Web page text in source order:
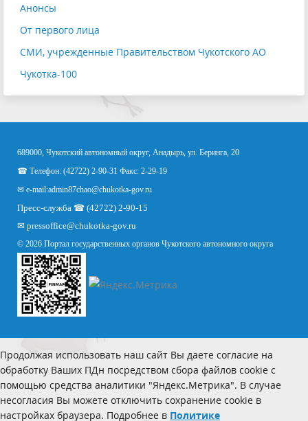
Анонсы
От первого лица
СМИ, учрежденные Правительством Чукотского АО
Чукотка-100
689000, Чукотский автономный округ, Анадырь, ул. Беринга, 20
☎ Телефон: (42722) 2-90-31 Факс: 2-29-19
✉ e-mail:admin87chao@chukotka-gov.ru
Пресс-служба ☎ (42722) 2-90-15
✉ pressoffice@chukotka-gov.ru
© 2026 Портал государственных органов Чукотского автономного округа
Продолжая использовать наш сайт Вы даете согласие на
обработку Ваших ПДн посредством сбора файлов cookie с
помощью средства аналитики "Яндекс.Метрика". В случае
несогласия Вы можете отключить сохранение cookie в
настройках браузера. Подробнее в Политике